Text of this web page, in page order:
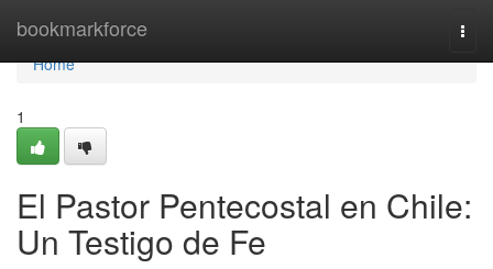
bookmarkforce
Home
Home
1
El Pastor Pentecostal en Chile:
Un Testigo de Fe